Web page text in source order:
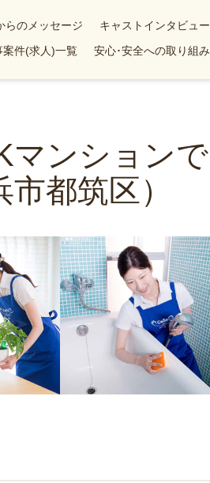
らのメッセージ
キャストインタビュー
案件(求人)一覧 安心･安全への取り組み
マンションで
都筑区）